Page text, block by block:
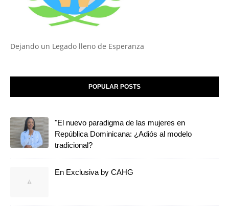
Dejando un Legado lleno de Esperanza
POPULAR POSTS
"El nuevo paradigma de las mujeres en
República Dominicana: ¿Adiós al modelo
tradicional?
En Exclusiva by CAHG